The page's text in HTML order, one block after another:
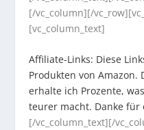
[/vc_column][/
[vc_column_text]
Affiliate-Links: Diese
Produkten von
erhalte ich Prozente,
teurer macht. Danke
[/vc_column_text][/